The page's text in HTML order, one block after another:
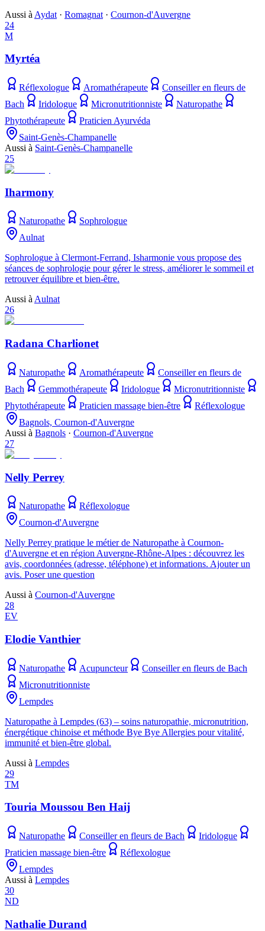
Aussi à Aydat · Romagnat · Cournon-d'Auvergne
24
M
Myrtéa
Réflexologue Aromathérapeute
Conseiller en fleurs de
Bach
Iridologue Micronutritionniste
Naturopathe
Phytothérapeute
Praticien Ayurvéda
Saint-Genès-Champanelle
Aussi à Saint-Genès-Champanelle
25
Iharmony
Naturopathe
Sophrologue
Aulnat
Sophrologue à Clermont-Ferrand, Isharmonie vous propose des
séances de sophrologie pour gérer le stress, améliorer le sommeil et
retrouver équilibre et bien-être.
Aussi àAulnat
26
Radana Charlionet
Naturopathe Aromathérapeute
Conseiller en fleurs de
Bach
Gemmothérapeute Iridologue
Micronutritionniste
Phytothérapeute
Praticien massage bien-être
Réflexologue
Bagnols, Cournon-d'Auvergne
Aussi à Bagnols · Cournon-d'Auvergne
27
Nelly Perrey
Naturopathe
Réflexologue
Cournon-d'Auvergne
Nelly Perrey pratique le métier de Naturopathe à Cournon-
d'Auvergne et en région Auvergne-Rhône-Alpes : découvrez les
avis, coordonnées (adresse, téléphone) et informations. Ajouter un
avis. Poser une question
Aussi à Cournon-d'Auvergne
28
EV
Elodie Vanthier
Naturopathe Acupuncteur
Conseiller en fleurs de Bach
Micronutritionniste
Lempdes
Naturopathe à Lempdes (63) – soins naturopathie, micronutrition,
énergétique chinoise et méthode Bye Bye Allergies pour vitalité,
immunité et bien-être global.
Aussi à Lempdes
29
TM
Touria Moussou Ben Haij
Naturopathe Conseiller en fleurs de Bach
Iridologue
Praticien massage bien-être
Réflexologue
Lempdes
Aussi à Lempdes
30
ND
Nathalie Durand